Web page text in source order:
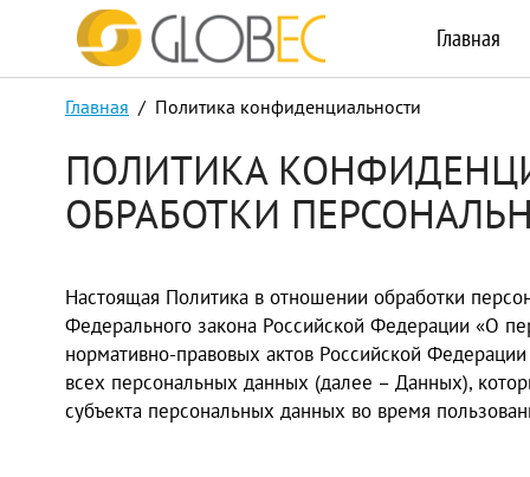
Главная
Главная / Политика конфиденциальности
ПОЛИТИКА
ОБРАБОТКИ
Настоящая Политика в отношении обработки
Федерального закона Российской Федерации «О
нормативно-правовых актов Российской
всех персональных данных (далее – Данных),
субъекта персональных данных во время